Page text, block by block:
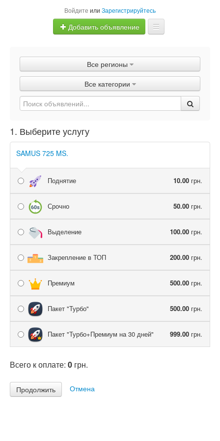
Войдите или Зарегистрируйтесь
Добавить объявление
Объявления
Быстрая продажа
Все регионы
Все категории
1. Выберите услугу
SAMUS 725 MS.
Поднятие 10.00 грн.
Срочно 50.00 грн.
Выделение 100.00 грн.
Закрепление в ТОП 200.00 грн.
Премиум 500.00 грн.
Пакет "Турбо" 500.00 грн.
Пакет "Турбо+Премиум на 30 дней" 999.00 грн.
Всего к оплате: 0 грн.
Отмена